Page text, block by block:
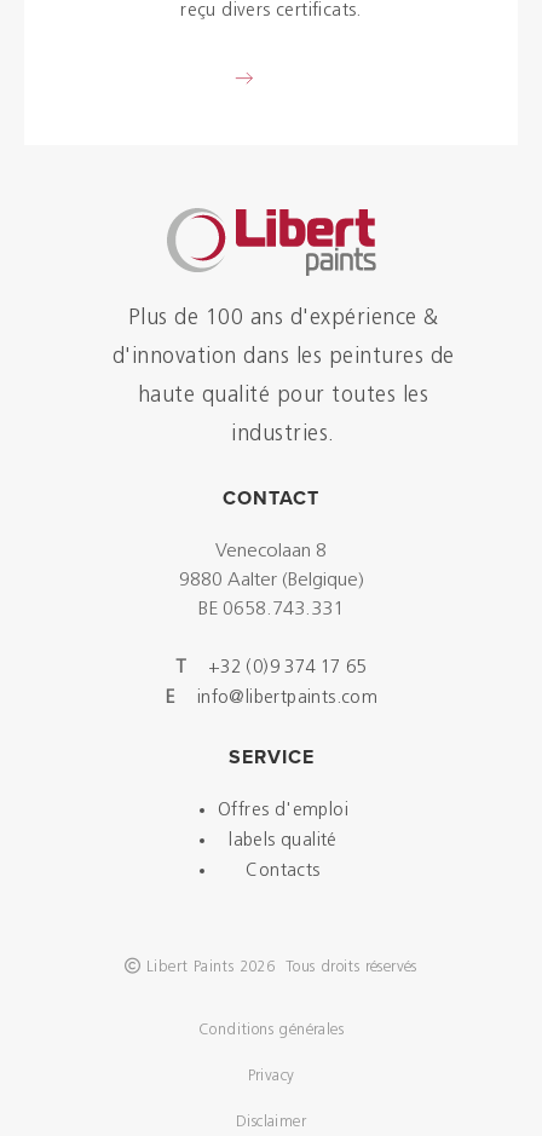
reçu divers certificats.
Plus de 100 ans d'expérience &
d'innovation dans les peintures de
haute qualité pour toutes les
industries.
CONTACT
Venecolaan 8
9880 Aalter (Belgique)
BE 0658.743.331
+32 (0)9 374 17 65
E info@libertpaints.com
SERVICE
Offres d'emploi
labels qualité
Contacts
Libert Paints 2026 Tous droits réservés
Conditions générales
Privacy
Disclaimer